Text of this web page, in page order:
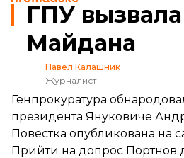
ГПУ
Майдана
Павел Калашник
Журналист
Генпрокуратура
президента Януковиче
Повестка опубликована на
Прийти на допрос Портнов